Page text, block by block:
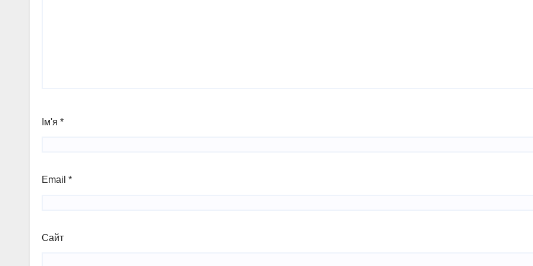
Ім'я *
Email *
Сайт